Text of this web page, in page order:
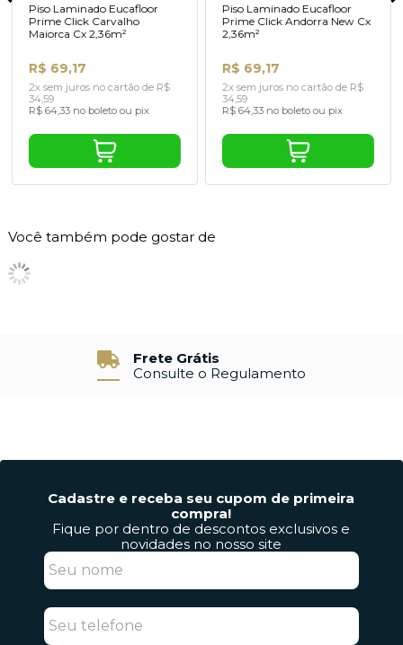
Piso Laminado Eucafloor
Prime Click Carvalho
Maiorca Cx 2,36m²
R$ 69,17
2x sem juros no cartão de R$
34,59
R$ 64,33 no boleto ou pix
Piso Laminado Eucafloor
Prime Click Andorra New Cx
2,36m²
R$ 69,17
2x sem juros no cartão de R$
34,59
R$ 64,33 no boleto ou pix
Você também pode gostar de
Frete Grátis
Consulte o Regulamento
Cadastre e receba seu cupom de primeira
compra!
Fique por dentro de descontos exclusivos e
novidades no nosso site